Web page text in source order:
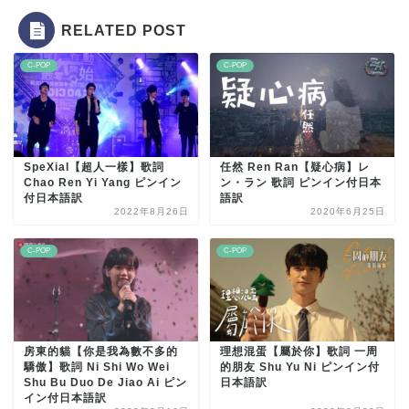
RELATED POST
C-POP
SpeXial【超人一樣】歌詞
Chao Ren Yi Yang ピンイン
付日本語訳
2022年8月26日
C-POP
任然 Ren Ran【疑心病】レ
ン・ラン 歌詞 ピンイン付日本
語訳
2020年6月25日
C-POP
房東的貓【你是我為數不多的
驕傲】歌詞 Ni Shi Wo Wei
Shu Bu Duo De Jiao Ai ピン
イン付日本語訳
C-POP
理想混蛋【屬於你】歌詞 一周
的朋友 Shu Yu Ni ピンイン付
日本語訳